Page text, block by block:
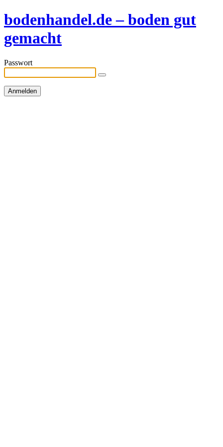
bodenhandel.de – boden gut
gemacht
Passwort